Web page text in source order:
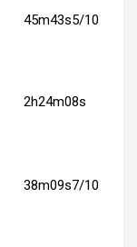
45m43s5/10
2h24m08s
38m09s7/10